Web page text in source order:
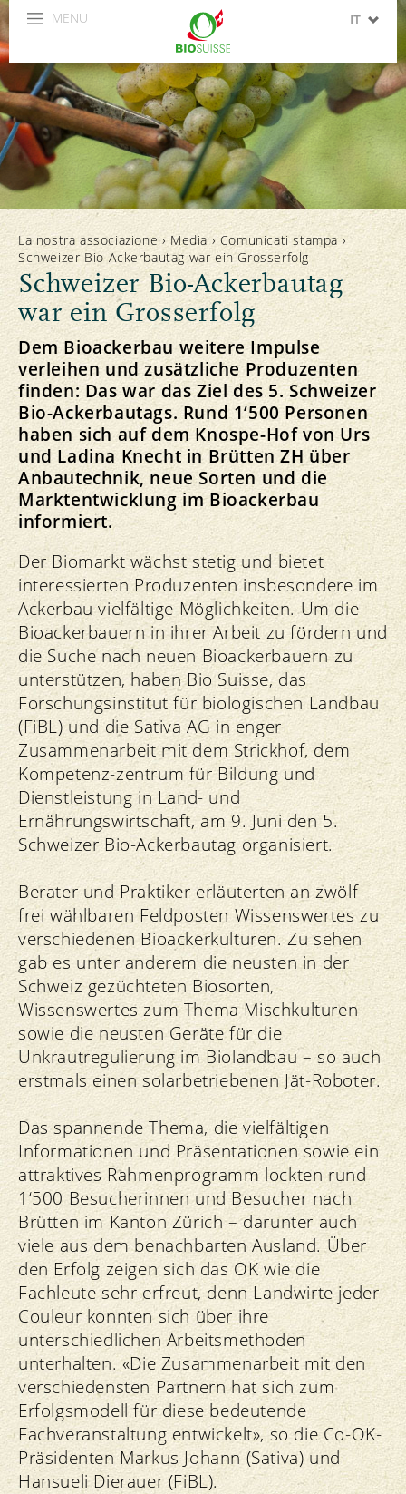
MENU IT
FR
La nostra associazione› Media › Comunicati stampa›
Schweizer Bio-Ackerbautag war ein Grosserfolg
Schweizer Bio-Ackerbautag
war ein Grosserfolg
Dem Bioackerbau weitere Impulse
verleihen und zusätzliche Produzenten
finden: Das war das Ziel des 5. Schweizer
Bio-Ackerbautags. Rund 1‘500 Personen
haben sich auf dem Knospe-Hof von Urs
und Ladina Knecht in Brütten ZH über
Anbautechnik, neue Sorten und die
Marktentwicklung im Bioackerbau
informiert.
Der Biomarkt wächst stetig und bietet
interessierten Produzenten insbesondere im
Ackerbau vielfältige Möglichkeiten. Um die
Bioackerbauern in ihrer Arbeit zu fördern und
die Suche nach neuen Bioackerbauern zu
unterstützen, haben Bio Suisse, das
Forschungsinstitut für biologischen Landbau
(FiBL) und die Sativa AG in enger
Zusammenarbeit mit dem Strickhof, dem
Kompetenz-zentrum für Bildung und
Dienstleistung in Land- und
Ernährungswirtschaft, am 9. Juni den 5.
Schweizer Bio-Ackerbautag organisiert.
Berater und Praktiker erläuterten an zwölf
frei wählbaren Feldposten Wissenswertes zu
verschiedenen Bioackerkulturen. Zu sehen
gab es unter anderem die neusten in der
Schweiz gezüchteten Biosorten,
Wissenswertes zum Thema Mischkulturen
sowie die neusten Geräte für die
Unkrautregulierung im Biolandbau – so auch
erstmals einen solarbetriebenen Jät-Roboter.
Das spannende Thema, die vielfältigen
Informationen und Präsentationen sowie ein
attraktives Rahmenprogramm lockten rund
1‘500 Besucherinnen und Besucher nach
Brütten im Kanton Zürich – darunter auch
viele aus dem benachbarten Ausland. Über
den Erfolg zeigen sich das OK wie die
Fachleute sehr erfreut, denn Landwirte jeder
Couleur konnten sich über ihre
unterschiedlichen Arbeitsmethoden
unterhalten. «Die Zusammenarbeit mit den
verschiedensten Partnern hat sich zum
Erfolgsmodell für diese bedeutende
Fachveranstaltung entwickelt», so die Co-OK-
Präsidenten Markus Johann (Sativa) und
Hansueli Dierauer (FiBL).